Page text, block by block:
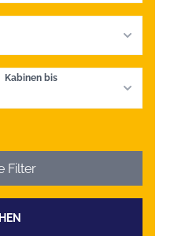
Kabinen bis
Filter